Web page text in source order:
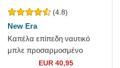
(4.8)
New Era
Καπέλα επίπεδη ναυτικό
μπλε προσαρμοσμένο
59FIFTY AC Perf από New
EUR 40,95